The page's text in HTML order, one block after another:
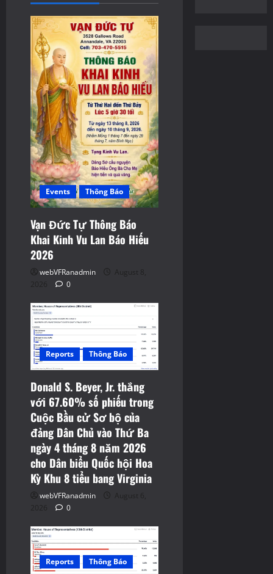
i
o
n
Events Thông Báo
Vạn Đức Tự Thông Báo
Khai Kinh Vu Lan Báo Hiếu
2026
webVFRanadmin
August 8,
2026
0
Reports Thông Báo
Donald S. Beyer, Jr. thắng
với 67.60% số phiếu trong
Cuộc Bầu cử Sơ bộ của
đảng Dân Chủ vào Thứ Ba
ngày 4 tháng 8 năm 2026
cho Dân biểu Quốc hội Hoa
Kỳ Khu 8 tiểu bang Virginia
webVFRanadmin
August 6,
2026
0
Reports Thông Báo